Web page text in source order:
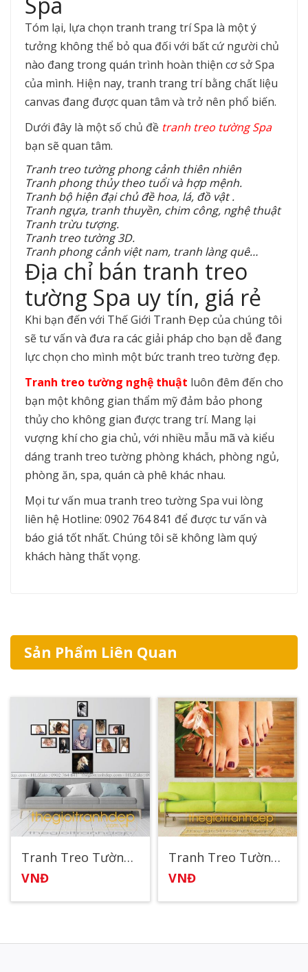
Tóm lại, lựa chọn tranh trang trí Spa là một ý
tưởng không thể bỏ qua đối với bất cứ người chủ
nào đang trong quán trình hoàn thiện cơ sở Spa
của mình. Hiện nay, tranh trang trí bằng chất liệu
canvas đang được quan tâm và trở nên phổ biến.
Dưới đây là một số chủ đề tranh treo tường Spa
bạn sẽ quan tâm.
Tranh treo tường phong cảnh thiên nhiên
Tranh phong thủy theo tuổi và hợp mệnh.
Tranh bộ hiện đại chủ đề hoa, lá, đồ vật .
Tranh ngựa, tranh thuyền, chim công, nghệ thuật
Tranh trừu tượng.
Tranh treo tường 3D.
Tranh phong cảnh việt nam, tranh làng quê…
Địa chỉ bán tranh treo
tường Spa uy tín, giá rẻ
Khi bạn đến với Thế Giới Tranh Đẹp của chúng tôi
sẽ tư vấn và đưa ra các giải pháp cho bạn dễ đang
lực chọn cho mình một bức tranh treo tường đẹp.
Tranh treo tường nghệ thuật luôn đêm đến cho
bạn một không gian thẩm mỹ đảm bảo phong
thủy cho không gian được trang trí. Mang lại
vượng khí cho gia chủ, với nhiều mẫu mã và kiểu
dáng tranh treo tường phòng khách, phòng ngủ,
phòng ăn, spa, quán cà phê khác nhau.
Mọi tư vấn mua tranh treo tường Spa vui lòng
liên hệ Hotline: 0902 764 841 để được tư vấn và
báo giá tốt nhất. Chúng tôi sẽ không làm quý
khách hàng thất vọng.
Sản Phẩm Liên Quan
Tranh Treo Tường Spa79
VNĐ
Tranh Treo Tường Spa21
VNĐ